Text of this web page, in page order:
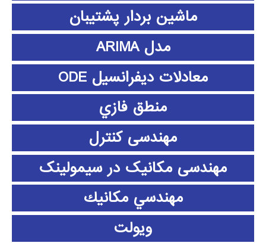
ماشین بردار پشتیبان
مدل ARIMA
معادلات دیفرانسیل ODE
منطق فازي
مهندسی کنترل
مهندسی مکانیک در سیمولینک
مهندسي مكانيك
ویولت